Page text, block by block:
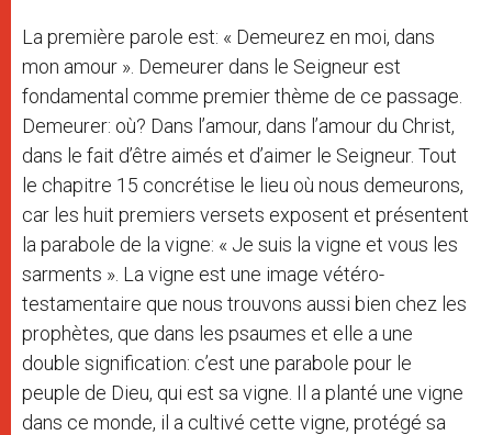
La première parole est: « Demeurez en moi, dans
mon amour ». Demeurer dans le Seigneur est
fondamental comme premier thème de ce passage.
Demeurer: où? Dans l’amour, dans l’amour du Christ,
dans le fait d’être aimés et d’aimer le Seigneur. Tout
le chapitre 15 concrétise le lieu où nous demeurons,
car les huit premiers versets exposent et présentent
la parabole de la vigne: « Je suis la vigne et vous les
sarments ». La vigne est une image vétéro-
testamentaire que nous trouvons aussi bien chez les
prophètes, que dans les psaumes et elle a une
double signification: c’est une parabole pour le
peuple de Dieu, qui est sa vigne. Il a planté une vigne
dans ce monde, il a cultivé cette vigne, protégé sa